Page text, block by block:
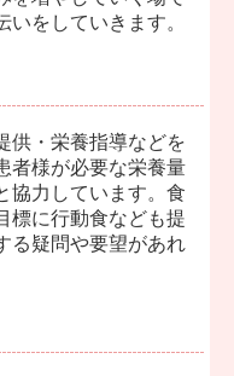
をしていきます。
供・栄養指導などを
者様が必要な栄養量
協力しています。食
標に行動食なども提
る疑問や要望があれ